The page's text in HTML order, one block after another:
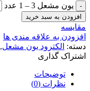
یون مشعل 3 – 1 عدد
افزودن به سبد خرید
مقایسه
افزودن به علاقه مندی ها
دسته: الکترود یون مشعل,
اشتراک گذاری
توضیحات
نظرات (0)